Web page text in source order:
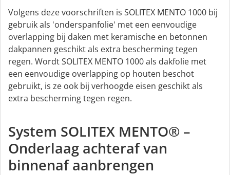
Volgens deze voorschriften is SOLITEX MENTO 1000 bij
gebruik als 'onderspanfolie' met een eenvoudige
overlapping bij daken met keramische en betonnen
dakpannen geschikt als extra bescherming tegen
regen. Wordt SOLITEX MENTO 1000 als dakfolie met
een eenvoudige overlapping op houten beschot
gebruikt, is ze ook bij verhoogde eisen geschikt als
extra bescherming tegen regen.
System SOLITEX MENTO® –
Onderlaag achteraf van
binnenaf aanbrengen